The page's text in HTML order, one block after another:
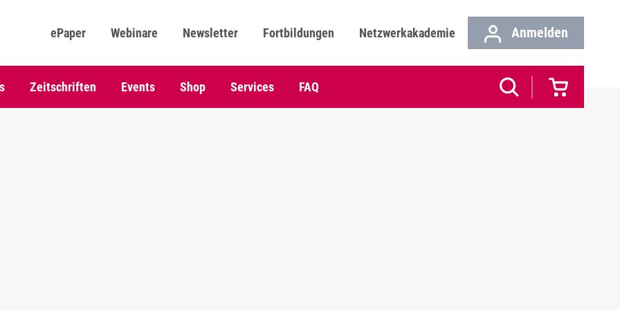
ePaper Webinare Newsletter Fortbildungen Netzwerkakademie Anmelden
Zeitschriften Events Shop Services FAQ